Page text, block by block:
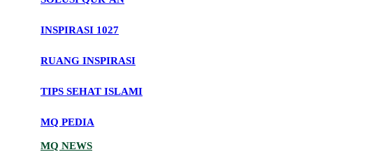
INSPIRASI 1027
RUANG INSPIRASI
TIPS SEHAT ISLAMI
MQ PEDIA
MQ NEWS